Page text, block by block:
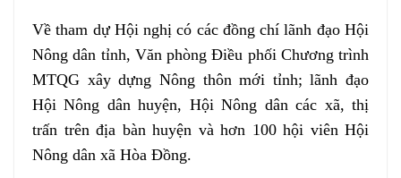
Về tham dự Hội nghị có các đồng chí lãnh đạo Hội
Nông dân tỉnh, Văn phòng Điều phối Chương trình
MTQG xây dựng Nông thôn mới tỉnh; lãnh đạo
Hội Nông dân huyện, Hội Nông dân các xã, thị
trấn trên địa bàn huyện và hơn 100 hội viên Hội
Nông dân xã Hòa Đồng.